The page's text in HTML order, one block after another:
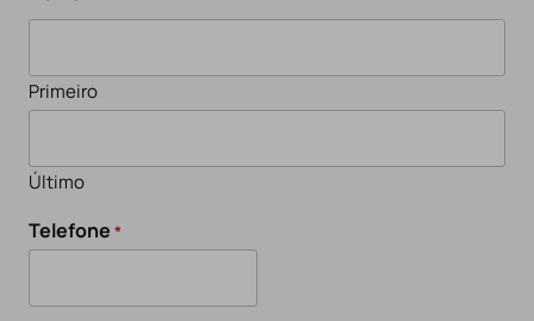
Primeiro
Último
Telefone *